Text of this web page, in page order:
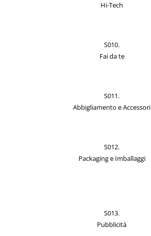
Hi-Tech
S010.
Fai da te
S011.
Abbigliamento e Accessori
S012.
Packaging e Imballaggi
S013.
Pubblicità